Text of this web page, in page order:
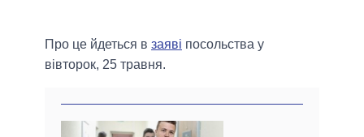
Про це йдеться в заяві посольства у
вівторок, 25 травня.